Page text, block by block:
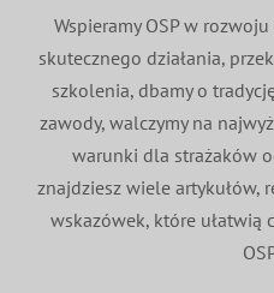
PNWM
Floriany
Projekty
Poradnik
100-lecie
Wspieramy OSP w
skutecznego działania,
szkolenia, dbamy o
zawody, walczymy na
warunki dla strażaków
znajdziesz wiele artykułów,
wskazówek, które ułatwią